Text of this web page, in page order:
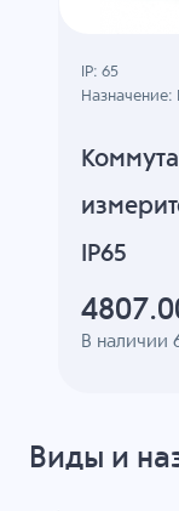
IP65
В наличии
IP: 65
Виды и